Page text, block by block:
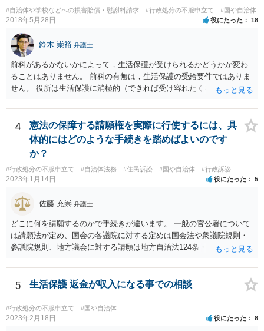
#自治体や学校などへの損害賠償・慰謝料請求 #行政処分の不服申立て #国や自治体
2018年5月28日 役にたった 18
鈴木 崇裕 弁護士
前科があるかないかによって，生活保護が受けられるかどうかが変わ
ることはありません。 前科の有無は，生活保護の受給要件ではありま
せん。 役所は生活保護に消極的（できれば受け容れたくない）な姿勢
と説明しましょう。
4
憲法の保障する請願権を実際に行使するには、具
体的にはどのような手続きを踏めばよいのです
か？
#行政処分の不服申立て #自治体法務 #住民訴訟 #国や自治体 #行政訴訟
2023年1月14日 役にたった 5
佐藤 充崇 弁護士
どこに何を請願するのかで手続きが違います。 一般の官公署について
は請願法が定め、国会の各議院に対する定めは国会法や衆議院規則・
参議院規則、地方議会に対する請願は地方自治法124条・125条が定め
スムースかと思います。
5 生活保護 返金が収入になる事での相談
#行政処分の不服申立て #国や自治体
2023年2月18日 役にたった 8